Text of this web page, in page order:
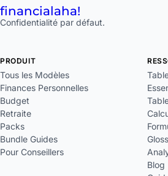
financialaha!
Confidentialité par défaut.
PRODUIT
Tous les Modèles
Finances Personnelles
Budget
Retraite
Packs
Bundle Guides
Pour Conseillers
Blog